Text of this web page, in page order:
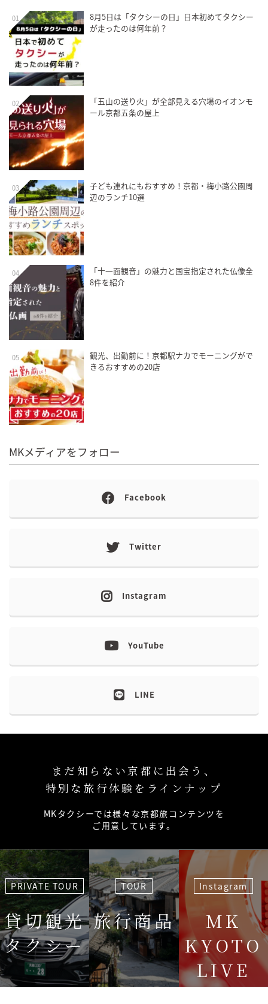
01
8月5日は「タクシーの日」日本初めてタクシー
が走ったのは何年前？
02
「五山の送り火」が全部見える穴場のイオンモ
ール京都五条の屋上
03
子ども連れにもおすすめ！京都・梅小路公園周
辺のランチ10選
04
「十一面観音」の魅力と国宝指定された仏像全
8件を紹介
05
観光、出勤前に！京都駅ナカでモーニングがで
きるおすすめの20店
MKメディアをフォロー
Facebook
Twitter
Instagram
YouTube
LINE
まだ知らない京都に出会う、
特別な旅行体験をラインナップ
MKタクシーでは様々な京都旅コンテンツを
ご用意しています。
PRIVATE TOUR
貸切観光
タクシー
TOUR
旅行商品
Instagram
MK
KYOTO
LIVE